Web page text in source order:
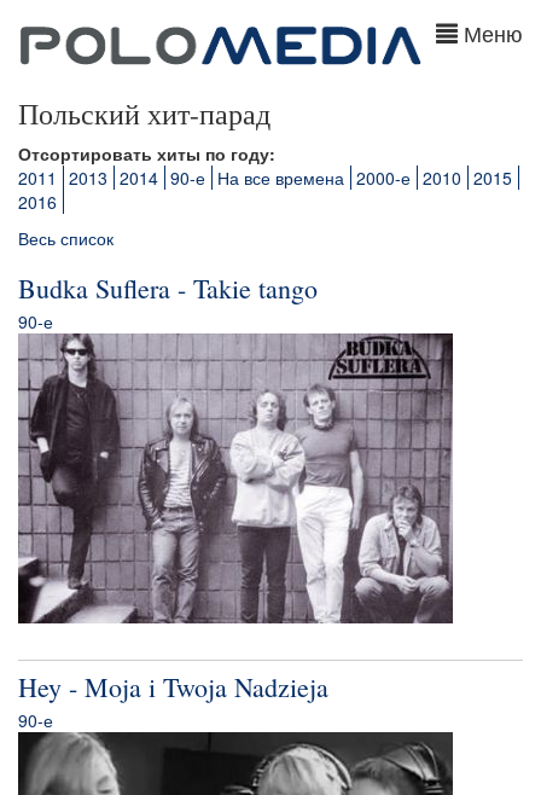
Меню
Польский хит-парад
Отсортировать хиты по году:
2011
2013 2014 90-е На все времена 2000-е 2010 2015
2016
Весь список
Budka Suflera - Takie tango
90-е
Hey - Moja i Twoja Nadzieja
90-е